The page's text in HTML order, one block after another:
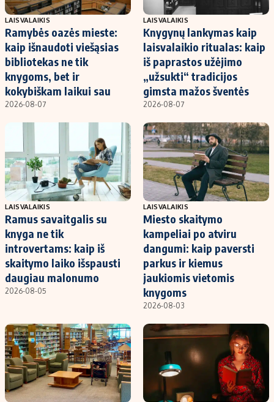
LAISVALAIKIS
Ramybės oazės mieste:
kaip išnaudoti viešąsias
bibliotekas ne tik
knygoms, bet ir
kokybiškam laikui sau
2026-08-07
LAISVALAIKIS
Knygynų lankymas kaip
laisvalaikio ritualas: kaip
iš paprastos užėjimo
„užsukti“ tradicijos
gimsta mažos šventės
2026-08-07
LAISVALAIKIS
Ramus savaitgalis su
knyga ne tik
introvertams: kaip iš
skaitymo laiko išspausti
daugiau malonumo
2026-08-05
LAISVALAIKIS
Miesto skaitymo
kampeliai po atviru
dangumi: kaip paversti
parkus ir kiemus
jaukiomis vietomis
knygoms
2026-08-03